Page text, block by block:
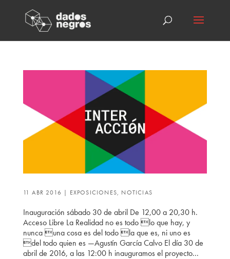
11 ABR 2016 | EXPOSICIONES, NOTICIAS
Inauguración sábado 30 de abril De 12,00 a 20,30 h.
Acceso Libre La Realidad no es todo lo que hay, y
nunca una cosa es del todo la que es, ni uno es
del todo quien es —Agustín García Calvo El día 30 de
abril de 2016, a las 12:00 h inauguramos el proyecto...